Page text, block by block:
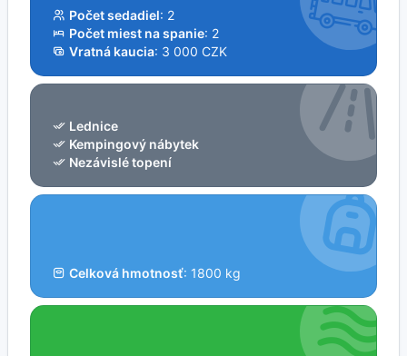
Počet sedadiel: 2
Počet miest na spanie: 2
Vratná kaucia: 3 000 CZK
Lednice
Kempingový nábytek
Nezávislé topení
Celková hmotnosť: 1800 kg